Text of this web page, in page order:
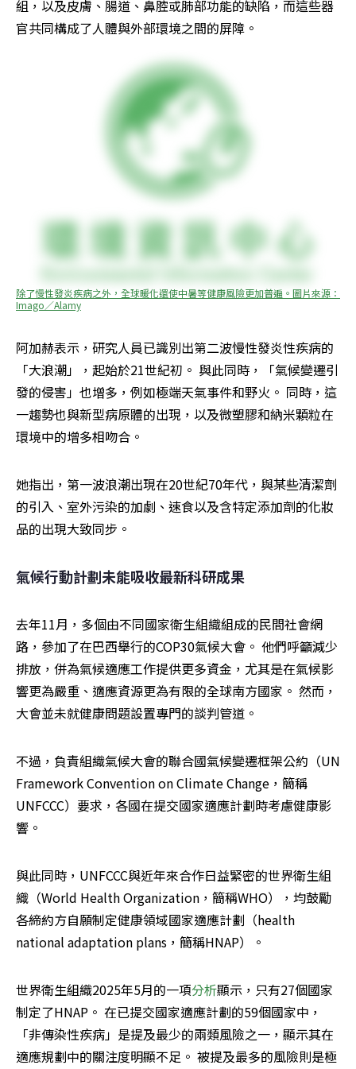
組，以及皮膚、腸道、鼻腔或肺部功能的缺陷，而這些器
官共同構成了人體與外部環境之間的屏障。
除了慢性發炎疾病之外，全球暖化還使中暑等健康風險更加普遍。圖片來源：
Imago／Alamy
阿加赫表示，研究人員已識別出第二波慢性發炎性疾病的
「大浪潮」，起始於21世紀初。 與此同時，「氣候變遷引
發的侵害」也增多，例如極端天氣事件和野火。 同時，這
一趨勢也與新型病原體的出現，以及微塑膠和納米顆粒在
環境中的增多相吻合。
她指出，第一波浪潮出現在20世紀70年代，與某些清潔劑
的引入、室外污染的加劇、速食以及含特定添加劑的化妝
品的出現大致同步。
氣候行動計劃未能吸收最新科研成果
去年11月，多個由不同國家衛生組織組成的民間社會網
路，參加了在巴西舉行的COP30氣候大會。 他們呼籲減少
排放，併為氣候適應工作提供更多資金，尤其是在氣候影
響更為嚴重、適應資源更為有限的全球南方國家。 然而，
大會並未就健康問題設置專門的談判管道。
不過，負責組織氣候大會的聯合國氣候變遷框架公約（UN
Framework Convention on Climate Change，簡稱
UNFCCC）要求，各國在提交國家適應計劃時考慮健康影
響。
與此同時，UNFCCC與近年來合作日益緊密的世界衛生組
織（World Health Organization，簡稱WHO），均鼓勵
各締約方自願制定健康領域國家適應計劃（health
national adaptation plans，簡稱HNAP）。
世界衛生組織2025年5月的一項分析顯示，只有27個國家
制定了HNAP。 在已提交國家適應計劃的59個國家中，
「非傳染性疾病」是提及最少的兩類風險之一，顯示其在
適應規劃中的關注度明顯不足。 被提及最多的風險則是極